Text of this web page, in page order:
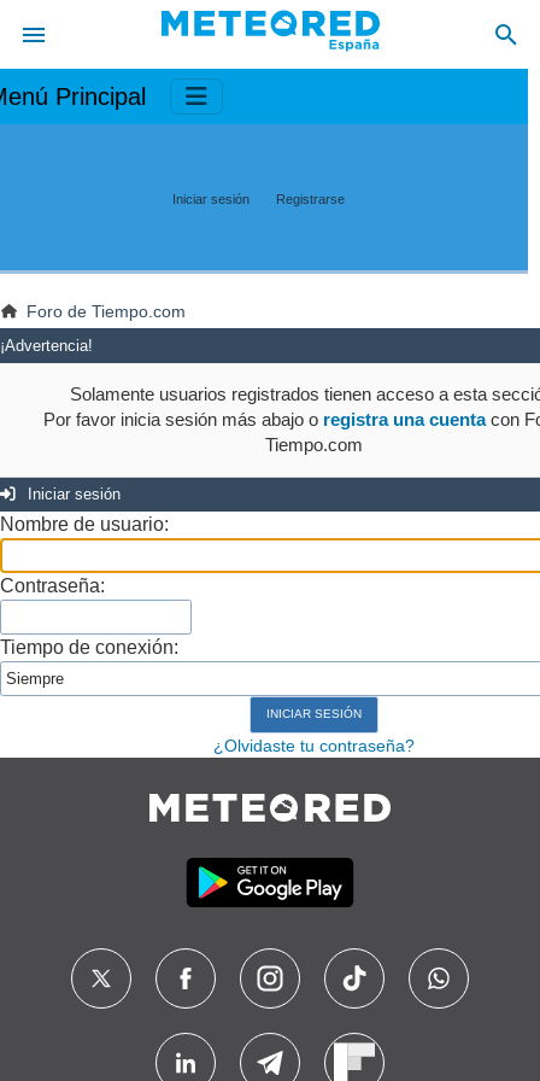
Principal
Iniciar sesión Registrarse
Foro de Tiempo.com
¡Advertencia!
Solamente usuarios registrados tienen acceso a esta
Por favor inicia sesión más abajo o registra una cuentacon
Tiempo.com
Iniciar sesión
Nombre de usuario:
Contraseña:
Tiempo de conexión:
¿Olvidaste tu contraseña?